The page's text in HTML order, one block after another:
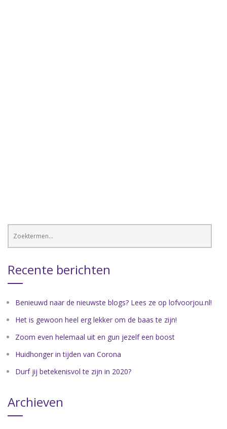
Recente berichten
Benieuwd naar de nieuwste blogs? Lees ze op lofvoorjou.nl!
Het is gewoon heel erg lekker om de baas te zijn!
Zoom even helemaal uit en gun jezelf een boost
Huidhonger in tijden van Corona
Durf jij betekenisvol te zijn in 2020?
Archieven